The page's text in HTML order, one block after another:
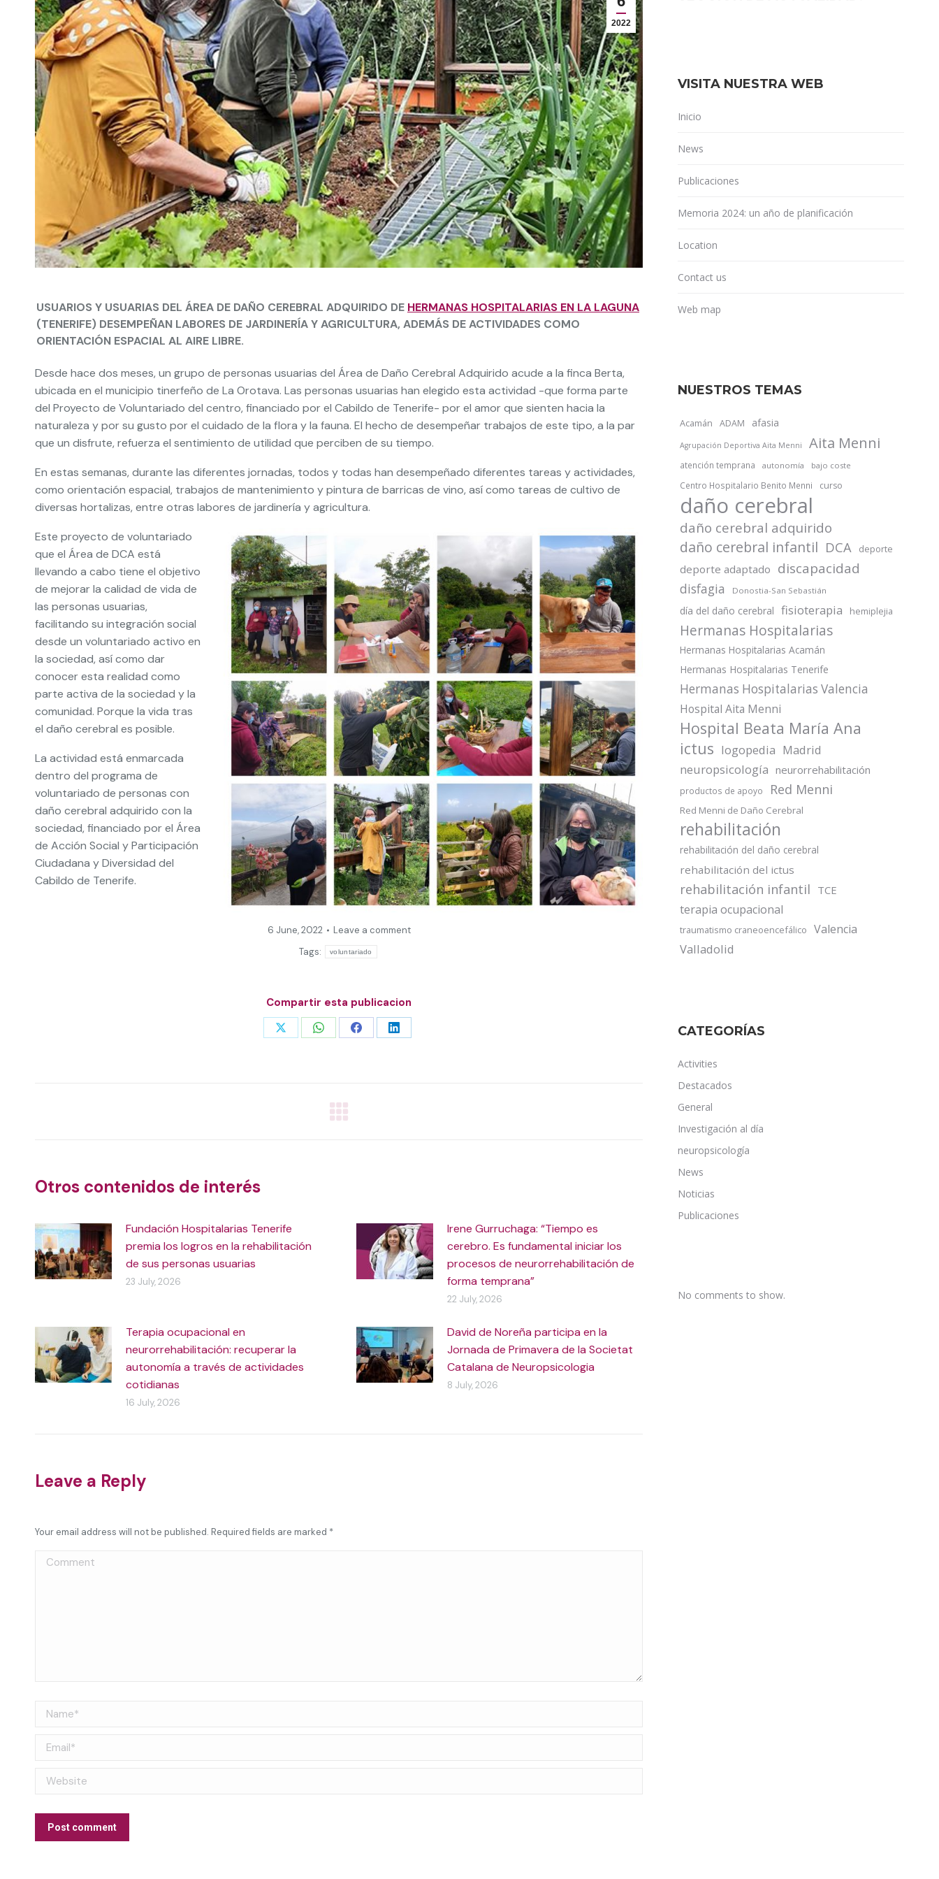
2022
USUARIOS Y USUARIAS DEL ÁREA DE DAÑO CEREBRAL ADQUIRIDO DE HERMANAS HOSPITALARIAS EN LA LAGUNA
(TENERIFE) DESEMPEÑAN LABORES DE JARDINERÍA Y AGRICULTURA, ADEMÁS DE ACTIVIDADES COMO
ORIENTACIÓN ESPACIAL AL AIRE LIBRE.
Desde hace dos meses, un grupo de personas usuarias del Área de Daño Cerebral Adquirido acude a la finca Berta,
ubicada en el municipio tinerfeño de La Orotava. Las personas usuarias han elegido esta actividad -que forma parte
del Proyecto de Voluntariado del centro, financiado por el Cabildo de Tenerife- por el amor que sienten hacia la
naturaleza y por su gusto por el cuidado de la flora y la fauna. El hecho de desempeñar trabajos de este tipo, a la par
que un disfrute, refuerza el sentimiento de utilidad que perciben de su tiempo.
En estas semanas, durante las diferentes jornadas, todos y todas han desempeñado diferentes tareas y actividades,
como orientación espacial, trabajos de mantenimiento y pintura de barricas de vino, así como tareas de cultivo de
diversas hortalizas, entre otras labores de jardinería y agricultura.
Este proyecto de voluntariado
que el Área de DCA está
llevando a cabo tiene el objetivo
de mejorar la calidad de vida de
las personas usuarias,
facilitando su integración social
desde un voluntariado activo en
la sociedad, así como dar
conocer esta realidad como
parte activa de la sociedad y la
comunidad. Porque la vida tras
el daño cerebral es posible.
La actividad está enmarcada
dentro del programa de
voluntariado de personas con
daño cerebral adquirido con la
sociedad, financiado por el Área
de Acción Social y Participación
Ciudadana y Diversidad del
Cabildo de Tenerife.
6 June, 2022
Leave a comment
Tags:
voluntariado
Compartir esta publicacion
Share Share Share Share
Otros contenidos de interés
Fundación Hospitalarias Tenerife
premia los logros en la rehabilitación
de sus personas usuarias
23 July, 2026
Irene Gurruchaga: “Tiempo es
cerebro. Es fundamental iniciar los
procesos de neurorrehabilitación de
forma temprana”
22 July, 2026
Terapia ocupacional en
neurorrehabilitación: recuperar la
autonomía a través de actividades
cotidianas
16 July, 2026
David de Noreña participa en la
Jornada de Primavera de la Societat
Catalana de Neuropsicologia
8 July, 2026
Leave a Reply
Your email address will not be published. Required fields are marked *
Comment
Name *
Email *
Website
Post comment
VISITA NUESTRA WEB
Inicio
News
Publicaciones
Memoria 2024: un año de planificación
Location
Contact us
Web map
NUESTROS TEMAS
Acamán ADAM afasia
Agrupación Deportiva Aita Menni Aita Menni
atención temprana autonomía bajo coste
Centro Hospitalario Benito Menni curso
daño cerebral
daño cerebral adquirido
daño cerebral infantil DCA deporte
deporte adaptado discapacidad
disfagia Donostia-San Sebastián
día del daño cerebral fisioterapia hemiplejia
Hermanas Hospitalarias
Hermanas Hospitalarias Acamán
Hermanas Hospitalarias Tenerife
Hermanas Hospitalarias Valencia
Hospital Aita Menni
Hospital Beata María Ana
ictus logopedia Madrid
neuropsicología neurorrehabilitación
productos de apoyo Red Menni
Red Menni de Daño Cerebral
rehabilitación
rehabilitación del daño cerebral
rehabilitación del ictus
rehabilitación infantil TCE
terapia ocupacional
traumatismo craneoencefálico Valencia
Valladolid
CATEGORÍAS
Activities
Destacados
General
Investigación al día
neuropsicología
News
Noticias
Publicaciones
No comments to show.